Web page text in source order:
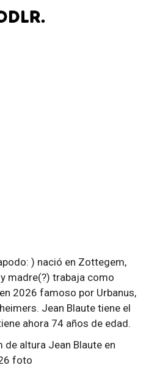
) nació en Zottegem,
madre(?) trabaja como
2026 famoso por Urbanus,
Jean Blaute tiene el
ahora 74 años de edad.